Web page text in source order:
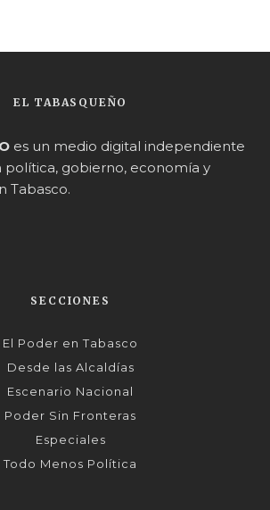
EL TABASQUEÑO
es un medio digital independiente
política, gobierno, economía y
Tabasco.
SECCIONES
El Poder en Tabasco
Desde las Alcaldías
Escenario Nacional
Poder Sin Fronteras
Especiales
Todo Menos Política